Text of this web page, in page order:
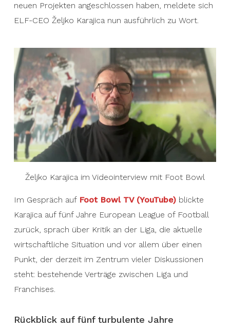
neuen Projekten angeschlossen haben, meldete sich
ELF-CEO Željko Karajica nun ausführlich zu Wort.
Željko Karajica im Videointerview mit Foot Bowl
Im Gespräch auf Foot Bowl TV (YouTube)blickte
Karajica auf fünf Jahre European League of Football
zurück, sprach über Kritik an der Liga, die aktuelle
wirtschaftliche Situation und vor allem über einen
Punkt, der derzeit im Zentrum vieler Diskussionen
steht: bestehende Verträge zwischen Liga und
Franchises.
Rückblick auf fünf turbulente Jahre